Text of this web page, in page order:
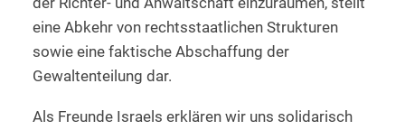
eine Abkehr von rechtsstaatlichen Strukturen
sowie eine faktische Abschaffung der
Gewaltenteilung dar.
Als Freunde Israels erklären wir uns solidarisch